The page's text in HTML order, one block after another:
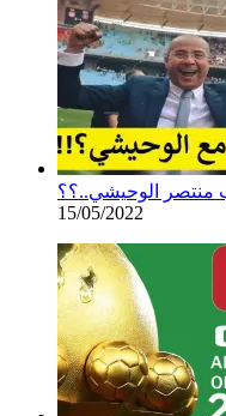
منتصر الوحيشي..؟؟
15/05/2022